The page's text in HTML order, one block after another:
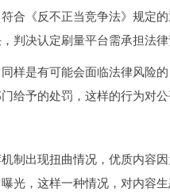
合《反不正当竞争法》规定
判决认定刷量平台需承担法律
样是有可能会面临法律风险
给予的处罚，这样的行为对公
制出现扭曲情况，优质内容
光，这样一种情况，对内容生